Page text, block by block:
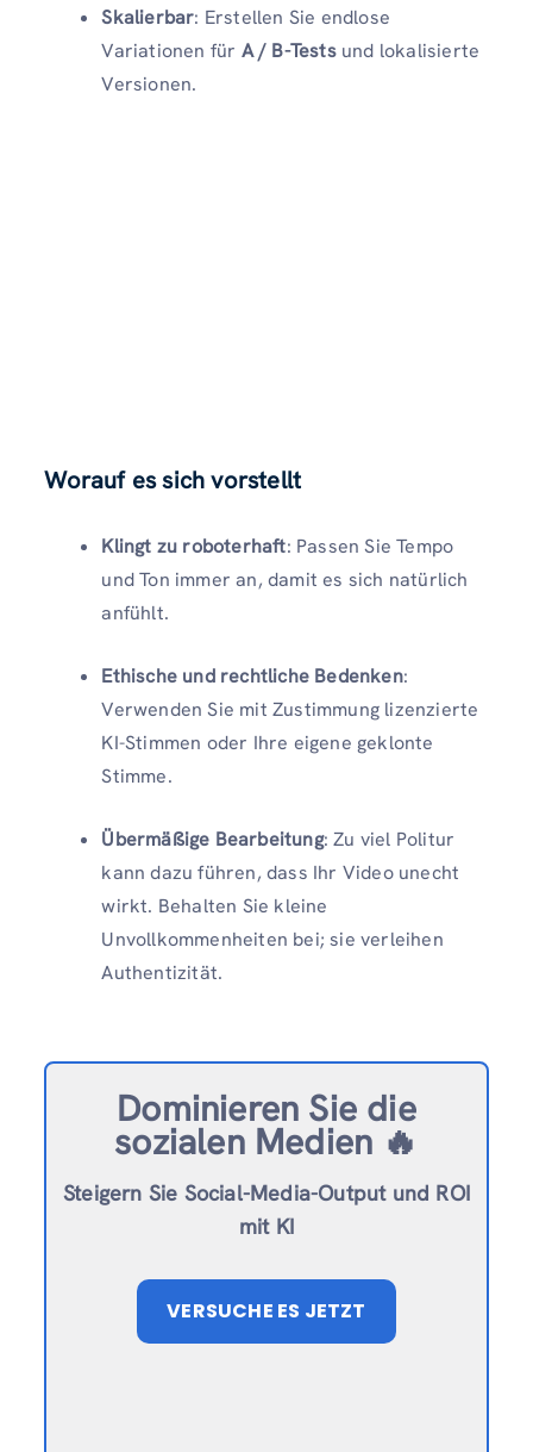
Skalierbar: Erstellen Sie endlose
Variationen für A / B-Testsund lokalisierte
Versionen.
Worauf es sich vorstellt
Klingt zu roboterhaft: Passen Sie Tempo
und Ton immer an, damit es sich natürlich
anfühlt.
Ethische und rechtliche Bedenken:
Verwenden Sie mit Zustimmung lizenzierte
KI-Stimmen oder Ihre eigene geklonte
Stimme.
Übermäßige Bearbeitung: Zu viel Politur
kann dazu führen, dass Ihr Video unecht
wirkt. Behalten Sie kleine
Unvollkommenheiten bei; sie verleihen
Authentizität.
Dominieren Sie die
sozialen Medien 🔥
Steigern Sie Social-Media-Output und ROI
mit KI
VERSUCHE ES JETZT